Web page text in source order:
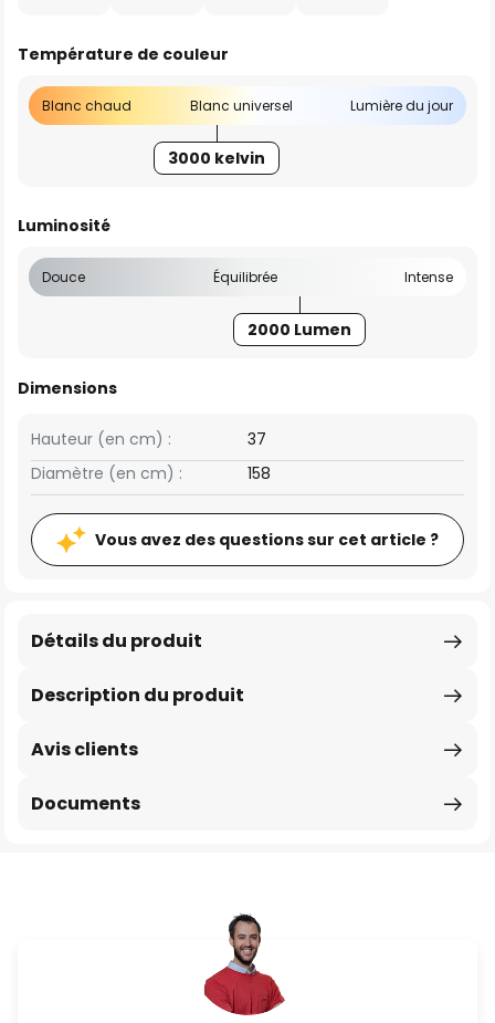
Température de couleur
Blanc chaud Blanc universel Lumière du jour
3000 kelvin
Luminosité
Douce Équilibrée Intense
2000 Lumen
Dimensions
Hauteur (en cm) :
37
Diamètre (en cm) :
158
Vous avez des questions sur cet article ?
Description du produit
Détails du produit
Avis clients
Documents